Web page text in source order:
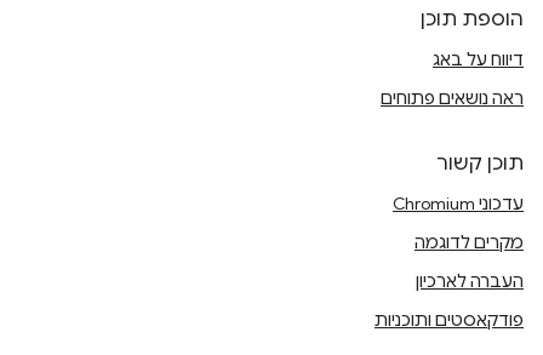
הוספת תוכן
דיווח על באג
ראה נושאים פתוחים
תוכן קשור
עדכוני Chromium
מקרים לדוגמה
העברה לארכיון
פודקאסטים ותוכניות